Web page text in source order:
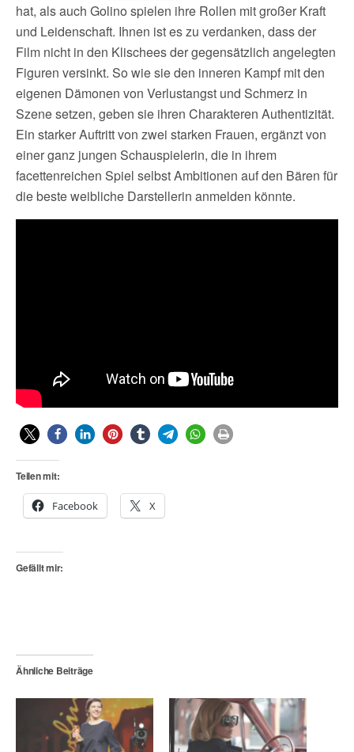
hat, als auch Golino spielen ihre Rollen mit großer Kraft
und Leidenschaft. Ihnen ist es zu verdanken, dass der
Film nicht in den Klischees der gegensätzlich angelegten
Figuren versinkt. So wie sie den inneren Kampf mit den
eigenen Dämonen von Verlustangst und Schmerz in
Szene setzen, geben sie ihren Charakteren Authentizität.
Ein starker Auftritt von zwei starken Frauen, ergänzt von
einer ganz jungen Schauspielerin, die in ihrem
facettenreichen Spiel selbst Ambitionen auf den Bären für
die beste weibliche Darstellerin anmelden könnte.
Teilen mit:
Facebook X
Gefällt mir:
Ähnliche Beiträge